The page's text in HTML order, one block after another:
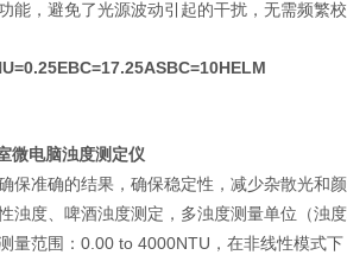
能，避免了光源波动引起的干扰，无需频繁校
微电脑浊度测定仪
保准确的结果，确保稳定性，减少杂散光和
浊度、啤酒浊度测定，多浊度测量单位（浊
量范围：0.00 to 4000NTU ，在非线性模式